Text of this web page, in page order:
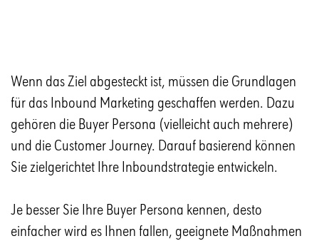
Wenn das Ziel abgesteckt ist, müssen die Grundlagen
für das Inbound Marketing geschaffen werden. Dazu
gehören die Buyer Persona (vielleicht auch mehrere)
und die Customer Journey. Darauf basierend können
Sie zielgerichtet Ihre Inboundstrategie entwickeln.
Je besser Sie Ihre Buyer Persona kennen, desto
einfacher wird es Ihnen fallen, geeignete Maßnahmen